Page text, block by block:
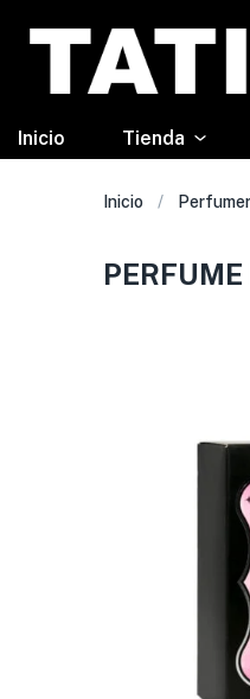
Inicio Tienda
Inicio